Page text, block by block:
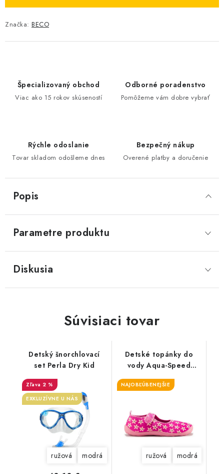
Značka: BECO
Špecializovaný obchod
Viac ako 15 rokov skúseností
Odborné poradenstvo
Pomôžeme vám dobre vybrať
Rýchle odoslanie
Tovar skladom odošleme dnes
Bezpečný nákup
Overené platby a doručenie
Popis
Parametre produktu
Diskusia
Súvisiaci tovar
Detský šnorchlovací
set Perla Dry Kid
2 %
EXKLUZÍVNE U NÁS
ružová modrá
Detské topánky do
vody Aqua-Speed
Slippers
NAJOBĽÚBENEJŠIE
ružová modrá